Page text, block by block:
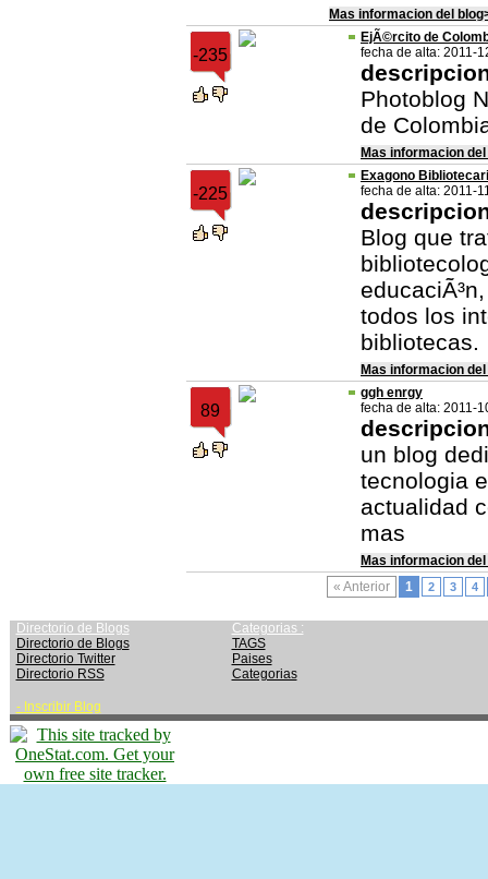
Mas informacion del
-235
EjÃ©rcito de
fecha de alta: 2011-
Photoblog
de
Mas informacion
-225
Exagono
fecha de alta: 2011-
Blog que
todos los
bibliotecas.
Mas informacion
89
ggh enrgy
fecha de alta: 2011-
un blog
tecnologia
actualidad
mas
Mas informacion
« Anterior
1 2 3 4
Directorio de Blogs
Directorio de Blogs
Directorio Twitter
Directorio RSS
- Inscribir Blog
Categorias :
TAGS
Paises
Categorias